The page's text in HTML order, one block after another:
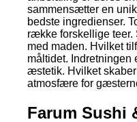
sammensætter en
bedste ingredienser.
række forskellige teer.
med maden. Hvilket
måltidet. Indretningen
æstetik. Hvilket
atmosfære for
Farum Sushi